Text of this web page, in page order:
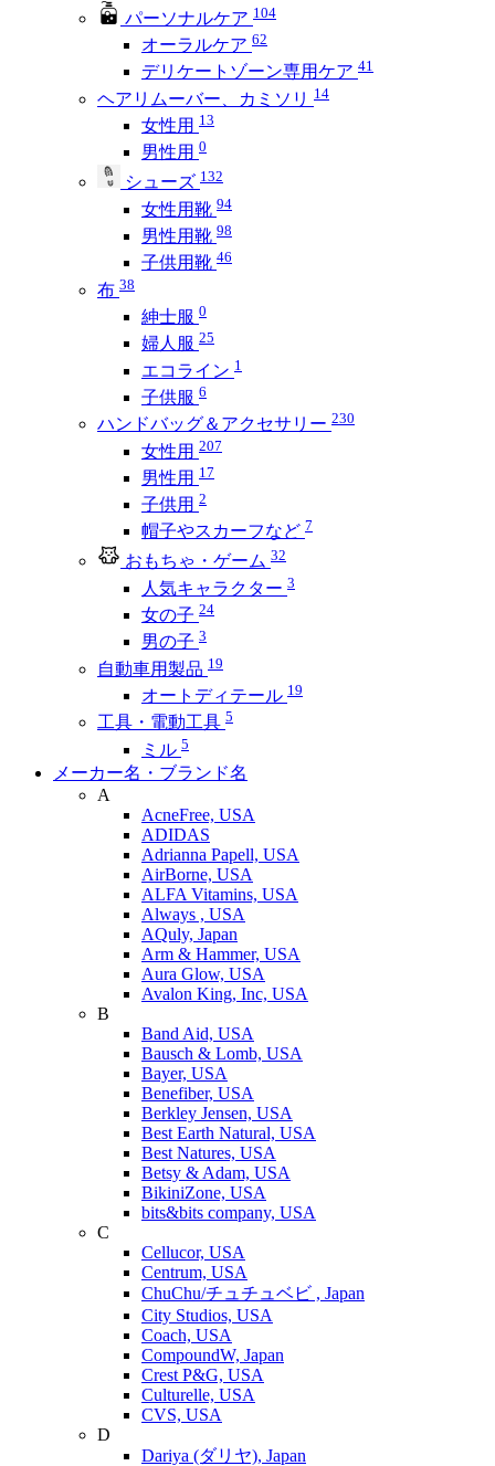
パーソナルケア 104
オーラルケア 62
デリケートゾーン専用ケア 41
ヘアリムーバー、カミソリ 14
女性用 13
男性用 0
シューズ 132
女性用靴 94
男性用靴 98
子供用靴 46
布 38
紳士服 0
婦人服 25
エコライン 1
子供服 6
ハンドバッグ＆アクセサリー 230
女性用 207
男性用 17
子供用 2
帽子やスカーフなど 7
おもちゃ・ゲーム 32
人気キャラクター 3
女の子 24
男の子 3
自動車用製品 19
オートディテール 19
工具・電動工具 5
ミル 5
メーカー名・ブランド名
A
AcneFree, USA
ADIDAS
Adrianna Papell, USA
AirBorne, USA
ALFA Vitamins, USA
Always , USA
AQuly, Japan
Arm & Hammer, USA
Aura Glow, USA
Avalon King, Inc, USA
B
Band Aid, USA
Bausch & Lomb, USA
Bayer, USA
Benefiber, USA
Berkley Jensen, USA
Best Earth Natural, USA
Best Natures, USA
Betsy & Adam, USA
BikiniZone, USA
bits&bits company, USA
C
Cellucor, USA
Centrum, USA
ChuChu/チュチュベビ , Japan
City Studios, USA
Coach, USA
CompoundW, Japan
Crest P&G, USA
Culturelle, USA
CVS, USA
D
Dariya (ダリヤ), Japan